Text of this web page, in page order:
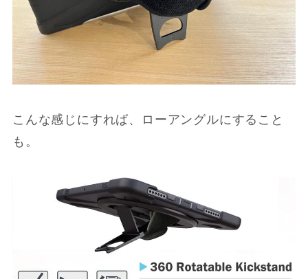
こんな感じにすれば、ローアングルにすること
も。